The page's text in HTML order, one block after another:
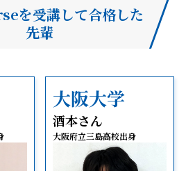
を受講して合格した
先輩
大阪大学
酒本さん
大阪府立三島高校出身